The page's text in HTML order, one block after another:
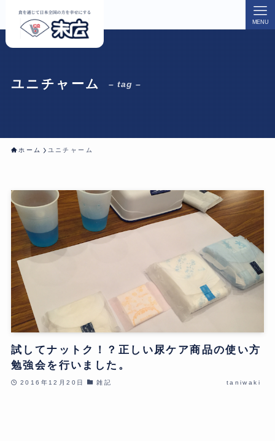
MENU
ユニチャーム – tag –
ホーム ユニチャーム
試してナットク！？正しい尿ケア商品の使い方
勉強会を行いました。
2016年12月20日 雑記 taniwaki